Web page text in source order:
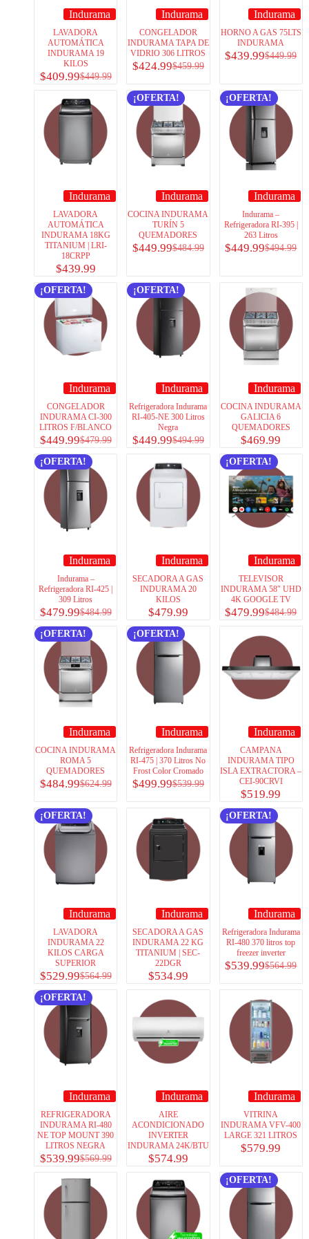
Indurama
LAVADORA
AUTOMÁTICA
INDURAMA 19
KILOS
$449.99
$409.99
Indurama
CONGELADOR
INDURAMA TAPA DE
VIDRIO 306 LITROS
$459.99
$424.99
Indurama
HORNO A GAS 75LTS
INDURAMA
$449.99
$439.99
Indurama
LAVADORA
AUTOMÁTICA
INDURAMA 18KG
TITANIUM | LRI-
18CRPP
$439.99
¡OFERTA!
Indurama
COCINA INDURAMA
TURÍN 5
QUEMADORES
$484.99
$449.99
¡OFERTA!
Indurama
Indurama –
Refrigeradora RI-395 |
263 Litros
$494.99
$449.99
¡OFERTA!
Indurama
CONGELADOR
INDURAMA CI-300
LITROS F/BLANCO
$479.99
$449.99
¡OFERTA!
Indurama
Refrigeradora Indurama
RI-405-NE 300 Litros
Negra
$494.99
$449.99
Indurama
COCINA INDURAMA
GALICIA 6
QUEMADORES
$469.99
¡OFERTA!
Indurama
Indurama –
Refrigeradora RI-425 |
309 Litros
$484.99
$479.99
Indurama
SECADORA A GAS
INDURAMA 20
KILOS
$479.99
¡OFERTA!
Indurama
TELEVISOR
INDURAMA 58″ UHD
4K GOOGLE TV
$484.99
$479.99
¡OFERTA!
Indurama
COCINA INDURAMA
ROMA 5
QUEMADORES
$624.99
$484.99
¡OFERTA!
Indurama
Refrigeradora Indurama
RI-475 | 370 Litros No
Frost Color Cromado
$539.99
$499.99
Indurama
CAMPANA
INDURAMA TIPO
ISLA EXTRACTORA –
CEI-90CRVI
$519.99
¡OFERTA!
Indurama
LAVADORA
INDURAMA 22
KILOS CARGA
SUPERIOR
$564.99
$529.99
Indurama
SECADORA A GAS
INDURAMA 22 KG
TITANIUM | SEC-
22DGR
$534.99
¡OFERTA!
Indurama
Refrigeradora Indurama
RI-480 370 litros top
freezer inverter
$564.99
$539.99
¡OFERTA!
Indurama
REFRIGERADORA
INDURAMA RI-480
NE TOP MOUNT 390
LITROS NEGRA
$569.99
$539.99
Indurama
AIRE
ACONDICIONADO
INVERTER
INDURAMA 24K/BTU
$574.99
Indurama
VITRINA
INDURAMA VFV-400
LARGE 321 LITROS
$579.99
¡OFERTA!